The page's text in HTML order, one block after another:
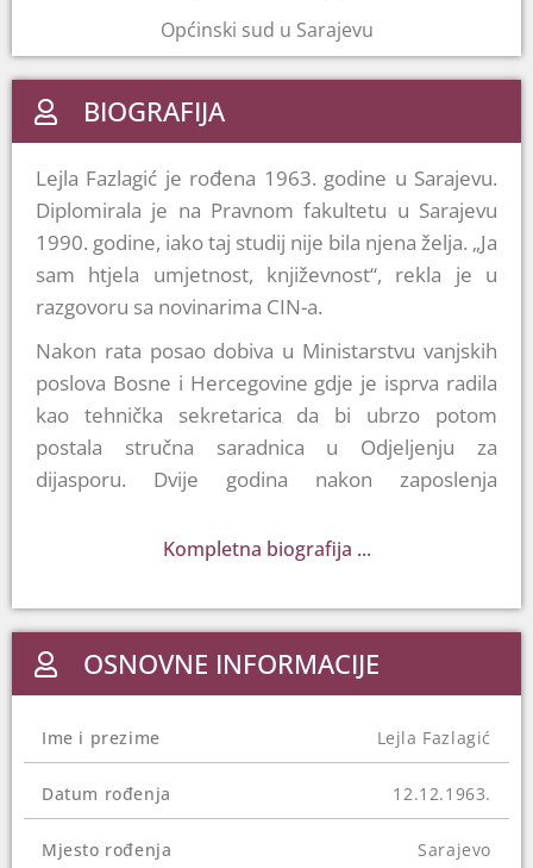
Općinski sud u Sarajevu
BIOGRAFIJA
Lejla Fazlagić je rođena 1963. godine u Sarajevu.
Diplomirala je na Pravnom fakultetu u Sarajevu
1990. godine, iako taj studij nije bila njena želja. „Ja
sam htjela umjetnost, književnost“, rekla je u
razgovoru sa novinarima CIN-a.
Nakon rata posao dobiva u Ministarstvu vanjskih
poslova Bosne i Hercegovine gdje je isprva radila
kao tehnička sekretarica da bi ubrzo potom
postala stručna saradnica u Odjeljenju za
dijasporu. Dvije godina nakon zaposlenja
sporazumno raskida radni odnos sa ovom
posao u Parlamentu Federacije BiH kao savjetnica
predsjedavajućeg Predstavničkog doma, a nakon
kraćeg vremena prelazi u Ured visokog
predstavnika u BiH (OHR).
Prema njenim riječima, u OHR-u je radila sve do
izbora za sutkinju Općinskog suda u Sarajevu
2005. godine. Narednih jedanaest godina je,
uglavnom, radila na parničnim predmetima.
Kompletna biografija ...
OSNOVNE INFORMACIJE
Ime i prezime Lejla Fazlagić
Datum rođenja 12.12.1963.
Mjesto rođenja Sarajevo